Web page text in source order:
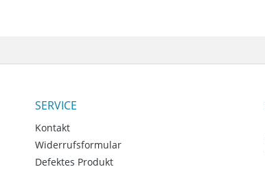
SERVICE
Kontakt
Widerrufsformular
Defektes Produkt